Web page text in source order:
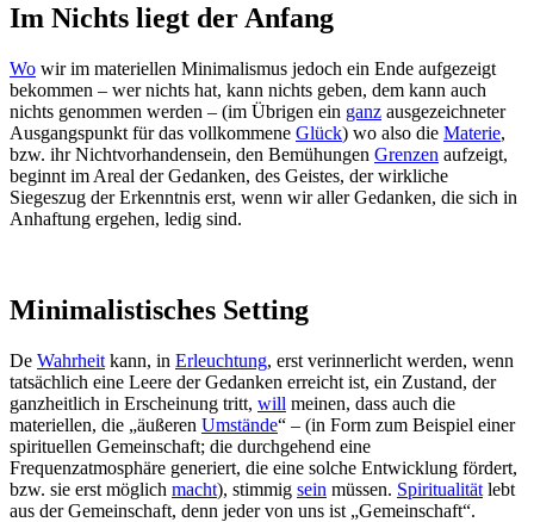
Im Nichts liegt der Anfang
Wo wir im materiellen Minimalismus jedoch ein Ende aufgezeigt
bekommen – wer nichts hat, kann nichts geben, dem kann auch
nichts genommen werden – (im Übrigen ein ganz ausgezeichneter
Ausgangspunkt für das vollkommene Glück) wo also die Materie,
bzw. ihr Nichtvorhandensein, den Bemühungen Grenzen aufzeigt,
beginnt im Areal der Gedanken, des Geistes, der wirkliche
Siegeszug der Erkenntnis erst, wenn wir aller Gedanken, die sich in
Anhaftung ergehen, ledig sind.
Minimalistisches Setting
De Wahrheit kann, in Erleuchtung, erst verinnerlicht werden, wenn
tatsächlich eine Leere der Gedanken erreicht ist, ein Zustand, der
ganzheitlich in Erscheinung tritt, will meinen, dass auch die
materiellen, die „äußeren Umstände“ – (in Form zum Beispiel einer
spirituellen Gemeinschaft; die durchgehend eine
Frequenzatmosphäre generiert, die eine solche Entwicklung fördert,
bzw. sie erst möglich macht), stimmig sein müssen. Spiritualität lebt
aus der Gemeinschaft, denn jeder von uns ist „Gemeinschaft“.